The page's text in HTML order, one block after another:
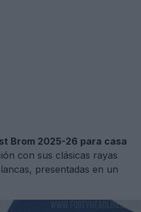
Brom 2025-26 para casa
con sus clásicas rayas
presentadas en un